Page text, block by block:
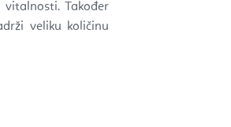
Također
veliku količinu